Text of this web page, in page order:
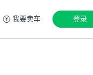
我要卖车 登录